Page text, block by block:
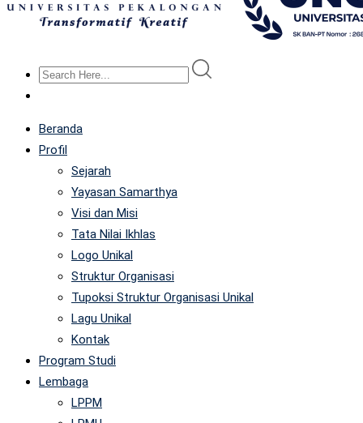
Beranda
Profil
Sejarah
Yayasan Samarthya
Visi dan Misi
Tata Nilai Ikhlas
Logo Unikal
Struktur Organisasi
Tupoksi Struktur Organisasi Unikal
Lagu Unikal
Kontak
Program Studi
Lembaga
LPPM